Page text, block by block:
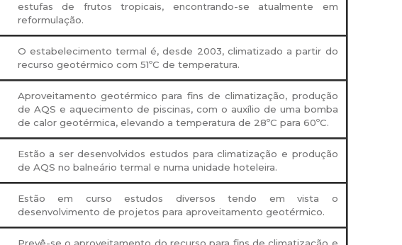
estufas de frutos tropicais, encontrando-se atualmente em
reformulação.
O estabelecimento termal é, desde 2003, climatizado a partir do
recurso geotérmico com 51ºC de temperatura.
Aproveitamento geotérmico para fins de climatização, produção
de AQS e aquecimento de piscinas, com o auxílio de uma bomba
de calor geotérmica, elevando a temperatura de 28ºC para 60ºC.
Estão a ser desenvolvidos estudos para climatização e produção
de AQS no balneário termal e numa unidade hoteleira.
Estão em curso estudos diversos tendo em vista o
desenvolvimento de projetos para aproveitamento geotérmico.